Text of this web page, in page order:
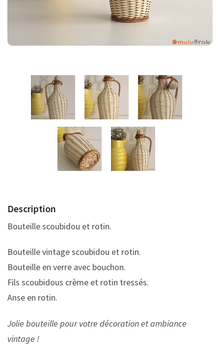
Description
Bouteille scoubidou et rotin.
Bouteille vintage scoubidou et rotin.
Bouteille en verre avec bouchon.
Fils scoubidous crème et rotin tressés.
Anse en rotin.
Jolie bouteille pour votre décoration et ambiance
vintage !